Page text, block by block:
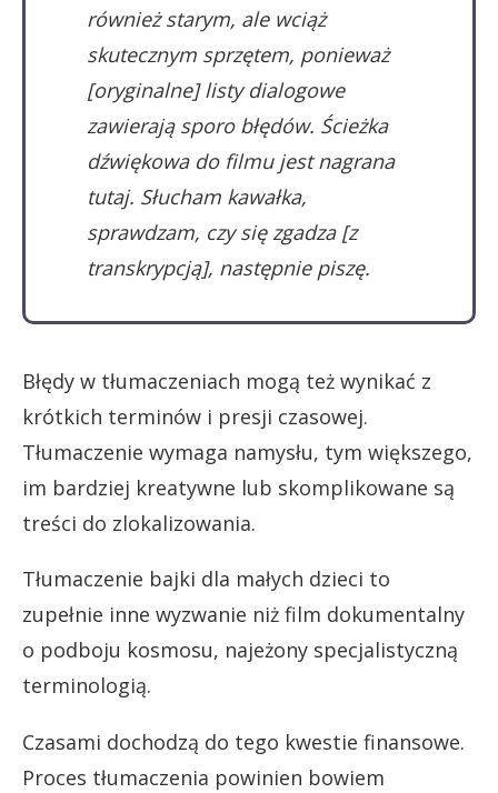
również starym, ale wciąż
skutecznym sprzętem, ponieważ
[oryginalne] listy dialogowe
zawierają sporo błędów. Ścieżka
dźwiękowa do filmu jest nagrana
tutaj. Słucham kawałka,
sprawdzam, czy się zgadza [z
transkrypcją], następnie piszę.
Błędy w tłumaczeniach mogą też wynikać z
krótkich terminów i presji czasowej.
Tłumaczenie wymaga namysłu, tym większego,
im bardziej kreatywne lub skomplikowane są
treści do zlokalizowania.
Tłumaczenie bajki dla małych dzieci to
zupełnie inne wyzwanie niż film dokumentalny
o podboju kosmosu, najeżony specjalistyczną
terminologią.
Czasami dochodzą do tego kwestie finansowe.
Proces tłumaczenia powinien bowiem